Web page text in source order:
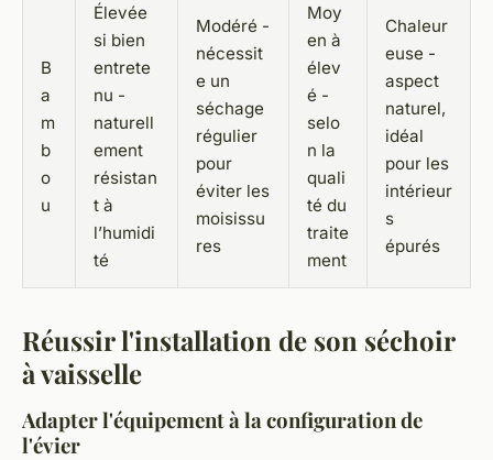
B
a
m
b
o
u
Élevée
si bien
entrete
nu -
naturell
ement
résistan
t à
l’humidi
té
Modéré -
nécessit
e un
séchage
régulier
pour
éviter les
moisissu
res
Moy
en à
élev
é -
selo
n la
quali
té du
traite
ment
Chaleur
euse -
aspect
naturel,
idéal
pour les
intérieur
s
épurés
Réussir l'installation de son séchoir
à vaisselle
Adapter l'équipement à la configuration de
l'évier